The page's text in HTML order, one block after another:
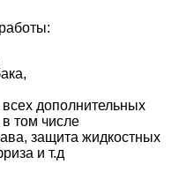
дополнительных
том числе
защита жидкостных
и т.д